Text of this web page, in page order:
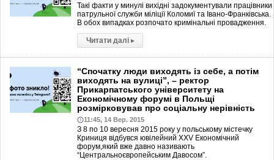
Такі факти у минулі вихідні задокументували працівники
патрульної служби міліції Коломиї та Івано-Франківська.
В обох випадках розпочато кримінальні провадження.
Читати далі ▸
“Спочатку люди виходять із себе, а потім
виходять на вулиці”, – ректор
Прикарпатського університету на
Економічному форумі в Польщі
розмірковував про соціальну нерівність
11:45, 14 Вер. 2015
З 8 по 10 вересня 2015 року у польському містечку
Криниця відбувся ювілейний XXV Економічний
форум,який вже давно називають
“Центральноєвропейським Давосом”.